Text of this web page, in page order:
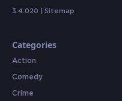
3.4.020 | Sitemap
Categories
Action
Comedy
Crime